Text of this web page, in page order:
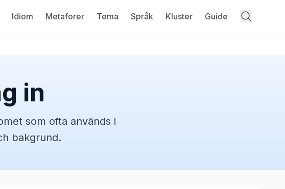
Idiom Metaforer Tema Språk Kluster Guide
in
som ofta används i
bakgrund.